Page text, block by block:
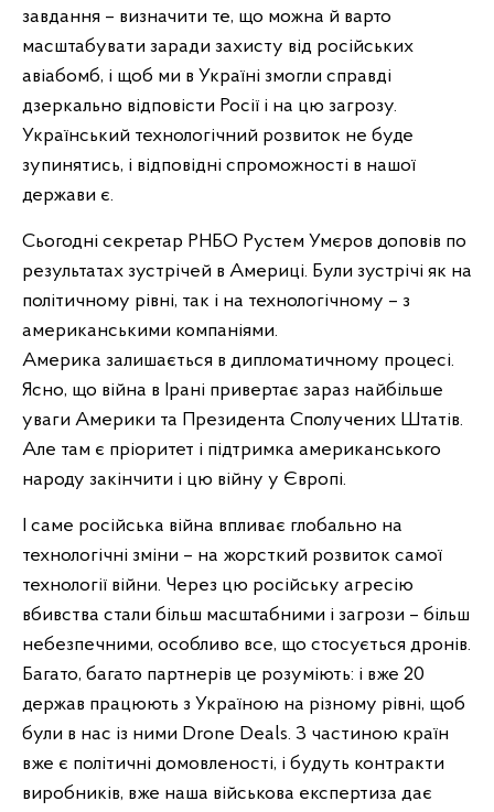
завдання – визначити те, що можна й варто
масштабувати заради захисту від російських
авіабомб, і щоб ми в Україні змогли справді
дзеркально відповісти Росії і на цю загрозу.
Український технологічний розвиток не буде
зупинятись, і відповідні спроможності в нашої
держави є.
Сьогодні секретар РНБО Рустем Умєров доповів по
результатах зустрічей в Америці. Були зустрічі як на
політичному рівні, так і на технологічному – з
американськими компаніями.
Америка залишається в дипломатичному процесі.
Ясно, що війна в Ірані привертає зараз найбільше
уваги Америки та Президента Сполучених Штатів.
Але там є пріоритет і підтримка американського
народу закінчити і цю війну у Європі.
І саме російська війна впливає глобально на
технологічні зміни – на жорсткий розвиток самої
технології війни. Через цю російську агресію
вбивства стали більш масштабними і загрози – більш
небезпечними, особливо все, що стосується дронів.
Багато, багато партнерів це розуміють: і вже 20
держав працюють з Україною на різному рівні, щоб
були в нас із ними Drone Deals. З частиною країн
вже є політичні домовленості, і будуть контракти
виробників, вже наша військова експертиза дає